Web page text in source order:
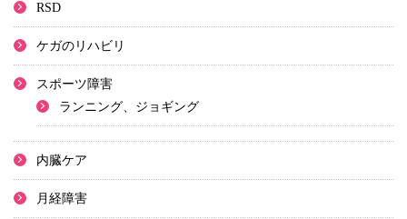
RSD
ケガのリハビリ
スポーツ障害
ランニング、ジョギング
内臓ケア
月経障害